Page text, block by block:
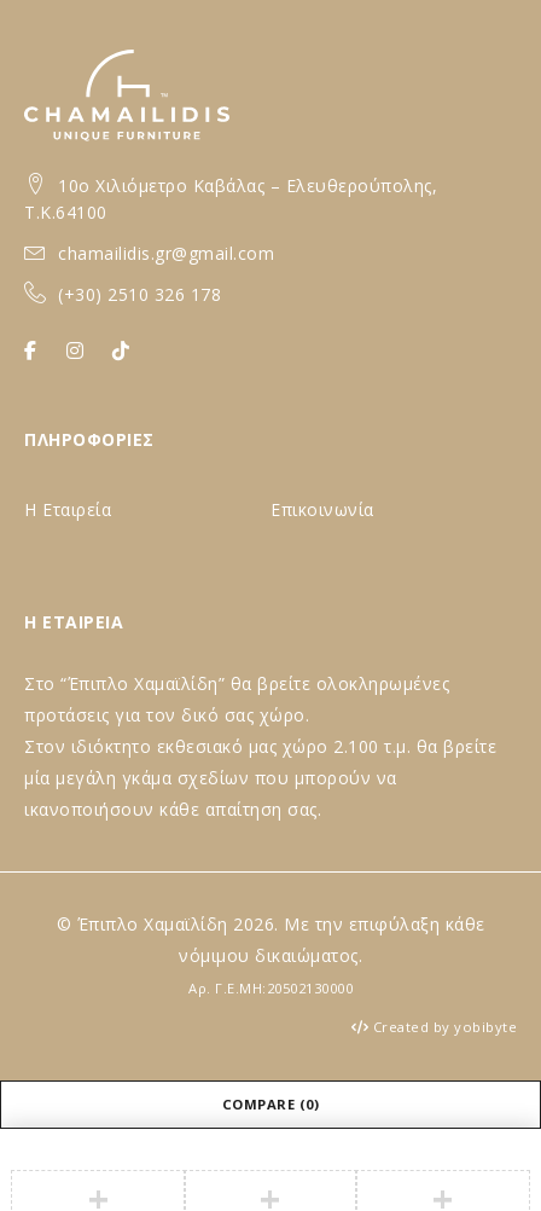
10ο Xιλιόμετρο Καβάλας – Ελευθερούπολης,
T.K.64100
chamailidis.gr@gmail.com
(+30) 2510 326 178
ΠΛΗΡΟΦΟΡΙΕΣ
Η Εταιρεία Επικοινωνία
Η ΕΤΑΙΡΕΙΑ
Στο “Έπιπλο Χαμαϊλίδη” θα βρείτε ολοκληρωμένες
προτάσεις για τον δικό σας χώρο.
Στον ιδιόκτητο εκθεσιακό μας χώρο 2.100 τ.μ. θα βρείτε
μία μεγάλη γκάμα σχεδίων που μπορούν να
ικανοποιήσουν κάθε απαίτηση σας.
© Έπιπλο Χαμαϊλίδη 2026. Με την επιφύλαξη κάθε
νόμιμου δικαιώματος.
Αρ. Γ.Ε.ΜΗ:20502130000
Created by yobibyte
COMPARE (0)